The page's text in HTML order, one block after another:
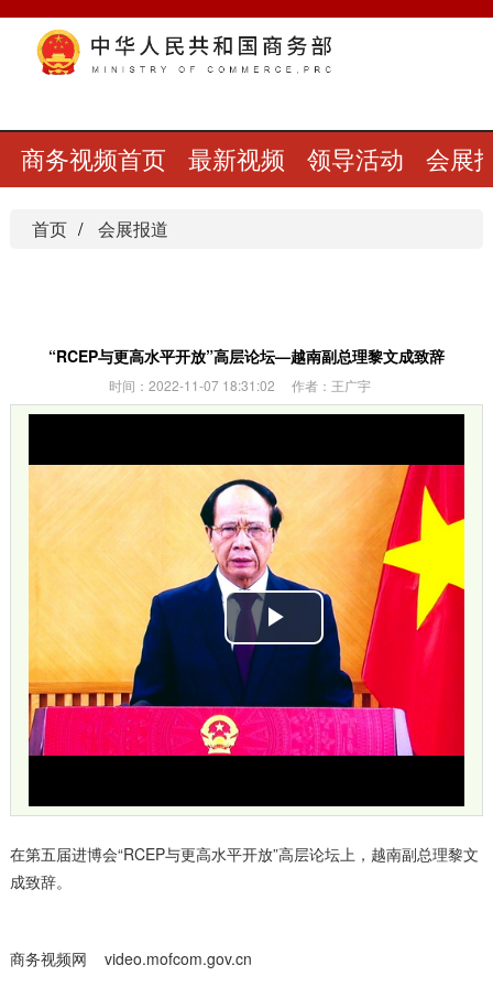
商务视频首页 最新视频 领导活动 会展
首页 会展报道
“RCEP与更高水平开放”高层论坛—越南副总理黎文成致辞
时间：2022-11-07 18:31:02 作者：王广宇
播
视
在第五届进博会“RCEP与更高水平开放”高层论坛上，越南副总理黎文
成致辞。
商务视频网 video.mofcom.gov.cn